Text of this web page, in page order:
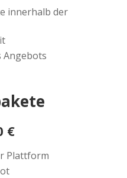
innerhalb der
Angebots
€
Plattform